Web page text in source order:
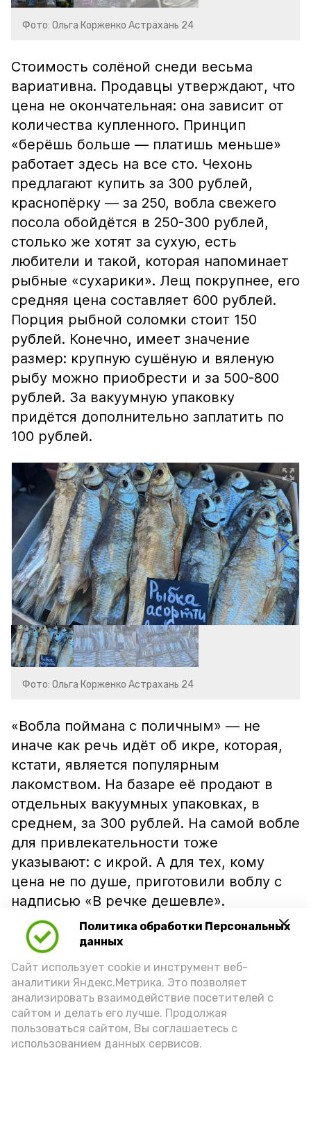
Политика обработки Персональных
данных
Сайт использует cookie и инструмент веб-
аналитики Яндекс.Метрика. Это позволяет
анализировать взаимодействие посетителей с
сайтом и делать его лучше. Продолжая
пользоваться сайтом, Вы соглашаетесь с
использованием данных сервисов.
Фото: Ольга Корженко Астрахань 24
Стоимость солёной снеди весьма
вариативна. Продавцы утверждают, что
цена не окончательная: она зависит от
количества купленного. Принцип
«берёшь больше — платишь меньше»
работает здесь на все сто. Чехонь
предлагают купить за 300 рублей,
краснопёрку — за 250, вобла свежего
посола обойдётся в 250-300 рублей,
столько же хотят за сухую, есть
любители и такой, которая напоминает
рыбные «сухарики». Лещ покрупнее, его
средняя цена составляет 600 рублей.
Порция рыбной соломки стоит 150
рублей. Конечно, имеет значение
размер: крупную сушёную и вяленую
рыбу можно приобрести и за 500-800
рублей. За вакуумную упаковку
придётся дополнительно заплатить по
100 рублей.
Фото: Ольга Корженко Астрахань 24
«Вобла поймана с поличным» — не
иначе как речь идёт об икре, которая,
кстати, является популярным
лакомством. На базаре её продают в
отдельных вакуумных упаковках, в
среднем, за 300 рублей. На самой вобле
для привлекательности тоже
указывают: с икрой. А для тех, кому
цена не по душе, приготовили воблу с
надписью «В речке дешевле».